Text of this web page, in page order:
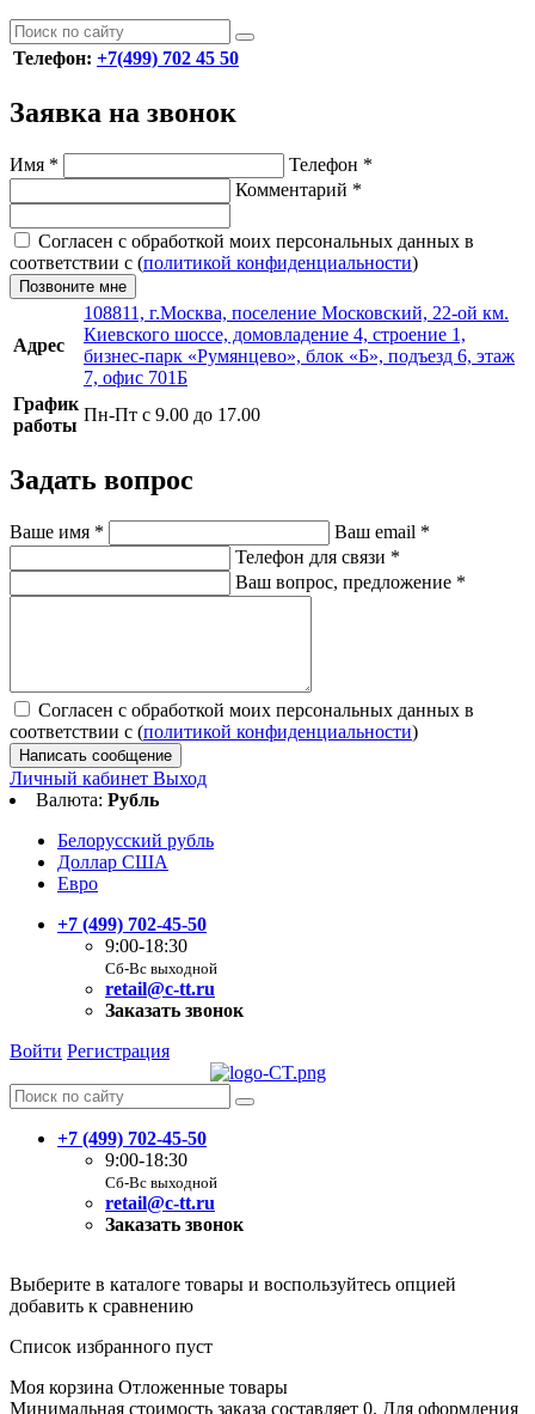
Телефон: +7(499) 702 45 50
Заявка на звонок
Имя * Телефон *
Комментарий *
Согласен с обработкой моих персональных данных в
соответствии с (политикой конфиденциальности)
Позвоните мне
Адрес
108811, г.Москва, поселение Московский, 22-ой км.
Киевского шоссе, домовладение 4, строение 1,
бизнес-парк «Румянцево», блок «Б», подъезд 6, этаж
7, офис 701Б
График
работы
Пн-Пт с 9.00 до 17.00
Задать вопрос
Ваше имя * Ваш email *
Телефон для связи *
Ваш вопрос, предложение *
Согласен с обработкой моих персональных данных в
соответствии с (политикой конфиденциальности)
Написать сообщение
Личный кабинет Выход
Валюта: Рубль
Белорусский рубль
Доллар США
Евро
+7 (499) 702-45-50
9:00-18:30
Сб-Вс выходной
retail@c-tt.ru
Заказать звонок
Войти Регистрация
+7 (499) 702-45-50
9:00-18:30
Сб-Вс выходной
retail@c-tt.ru
Заказать звонок
Выберите в каталоге товары и воспользуйтесь опцией
добавить к сравнению
Список избранного пуст
Моя корзина Отложенные товары
Минимальная стоимость заказа составляет 0. Для оформления